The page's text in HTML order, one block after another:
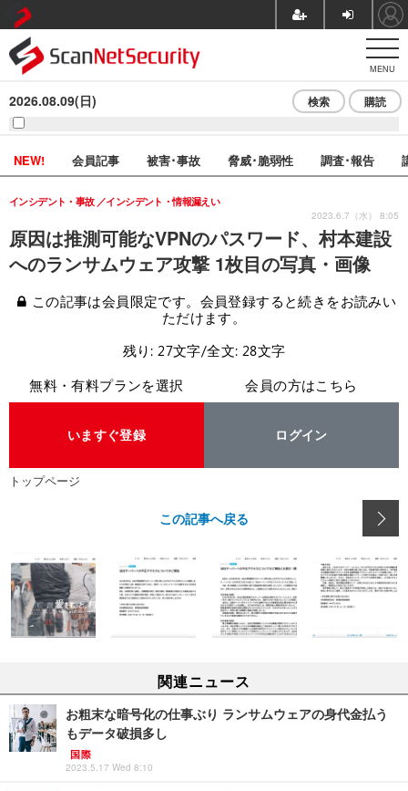
MENU
2026.08.09(日) 検索 購読
NEW! 会員記事 被害･事故 脅威･脆弱性 調査･報告
原因は推測可能なVPNのパスワード、村本建設
へのランサムウェア攻撃 1枚目の写真・画像
インシデント・事故 インシデント・情報漏えい
2023.6.7（水） 8:05
この記事は会員限定です。会員登録すると続きをお読みい
ただけます。
残り: 27文字/全文: 28文字
無料・有料プランを選択
いますぐ登録
会員の方はこちら
ログイン
トップページ
この記事へ戻る
関連ニュース
お粗末な暗号化の仕事ぶり ランサムウェアの身代金払う
もデータ破損多し
国際
2023.5.17 Wed 8:10